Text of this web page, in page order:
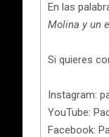
En las
Molina y un
Si quieres
Instagram:
YouTube:
Facebook: